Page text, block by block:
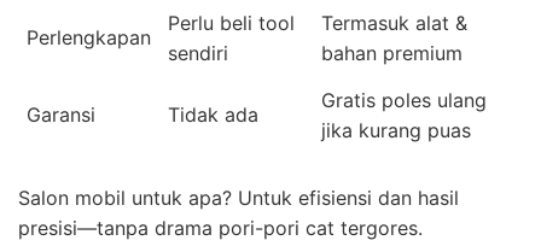
Perlengkapan
Perlu beli tool
sendiri
Termasuk alat &
bahan premium
Garansi Tidak ada
Gratis poles ulang
jika kurang puas
Salon mobil untuk apa? Untuk efisiensi dan hasil
presisi—tanpa drama pori-pori cat tergores.